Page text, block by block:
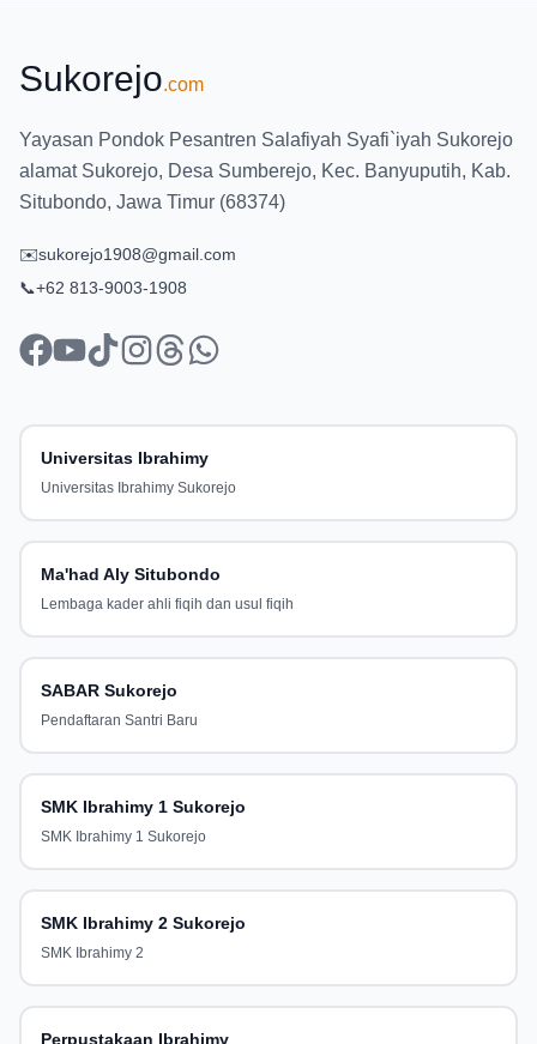
Sukorejo.com
Yayasan Pondok Pesantren Salafiyah Syafi`iyah Sukorejo
alamat Sukorejo, Desa Sumberejo, Kec. Banyuputih, Kab.
Situbondo, Jawa Timur (68374)
✉️sukorejo1908@gmail.com
📞+62 813-9003-1908
facebook
youtube
tiktokinstagram
threadswhatsapp
Universitas Ibrahimy
Universitas Ibrahimy Sukorejo
Ma'had Aly Situbondo
Lembaga kader ahli fiqih dan usul fiqih
SABAR Sukorejo
Pendaftaran Santri Baru
SMK Ibrahimy 1 Sukorejo
SMK Ibrahimy 1 Sukorejo
SMK Ibrahimy 2 Sukorejo
SMK Ibrahimy 2
Perpustakaan Ibrahimy